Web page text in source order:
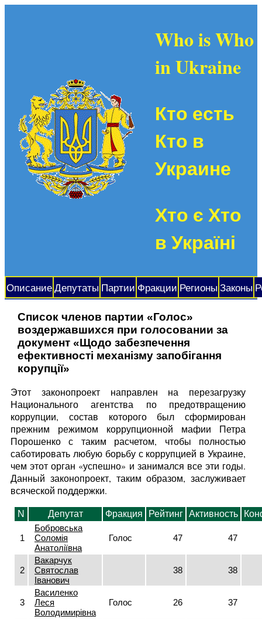
Who is Who
in Ukraine
Кто есть
Кто в
Украине
Хто є Хто
в Україні
Описание Депутаты Партии Фракции Регионы Законы
Список членов партии «Голос»
воздержавшихся при голосовании за
документ «Щодо забезпечення
ефективності механізму запобігання
корупції»
Этот законопроект направлен на перезагрузку
Национального агентства по предотвращению
коррупции, состав которого был сформирован
прежним режимом коррупционной мафии Петра
Порошенко с таким расчетом, чтобы полностью
саботировать любую борьбу с коррупцией в Украине,
чем этот орган «успешно» и занимался все эти годы.
Данный законопроект, таким образом, заслуживает
всяческой поддержки.
N Депутат Фракция Рейтинг Активность
1
Бобровська
Соломія
Анатоліївна
Голос 47 47
2
Вакарчук
Святослав
Іванович
38 38
3
Василенко
Леся
Володимирівна
Голос 26 37